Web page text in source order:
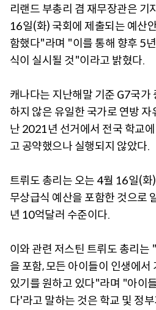
리랜드 부총리 겸 재무장관은 기
16일(화) 국회에 제출되는 예산
함했다"라며 "이를 통해 향후 5
식이 실시될 것"이라고 밝혔다.
캐나다는 지난해말 기준 G7국가
하지 않은 유일한 국가로 연방 자
난 2021년 선거에서 전국 학교
고 공약했으나 실행되지 않았다.
트뤼도 총리는 오는 4월 16일(화
무상급식 예산을 포함한 것으로
년 10억달러 수준이다.
이와 관련 저스틴 트뤼도 총리는
을 포함, 모든 아이들이 인생에서
있기를 원하고 있다"라며 "아이
다'라고 말하는 것은 학교 및 정